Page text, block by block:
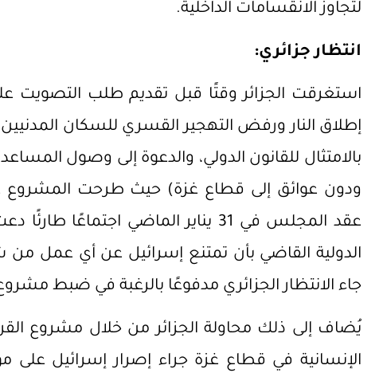
لتجاوز الانقسامات الداخلية.
انتظار جزائري:
استغرقت الجزائر وقتًا قبل تقديم طلب
إطلاق النار ورفض التهجير القسري للسكان
بالامتثال للقانون الدولي، والدعوة إلى وصول
ودون عوائق إلى قطاع غزة) حيث طرحت المشروع
عقد المجلس في 31 يناير الماضي
الدولية القاضي بأن تمتنع إسرائيل عن أي عمل من
جاء الانتظار الجزائري مدفوعًا بالرغبة في ضبط
يُضاف إلى ذلك محاولة الجزائر من خلال مشروع
الإنسانية في قطاع غزة جراء إصرار إسرائيل على